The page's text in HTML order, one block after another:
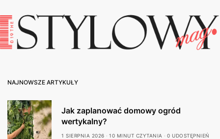
NAJNOWSZE ARTYKUŁY
Jak zaplanować domowy ogród
wertykalny?
1 SIERPNIA 2026 10 MINUT CZYTANIA 0 UDOSTĘPNIEŃ